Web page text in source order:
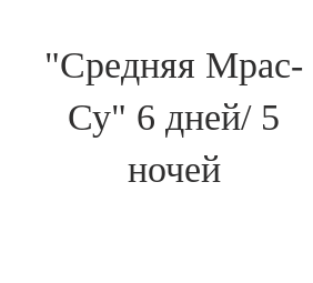
"Средняя Мрас-
Су" 6 дней/ 5
ночей